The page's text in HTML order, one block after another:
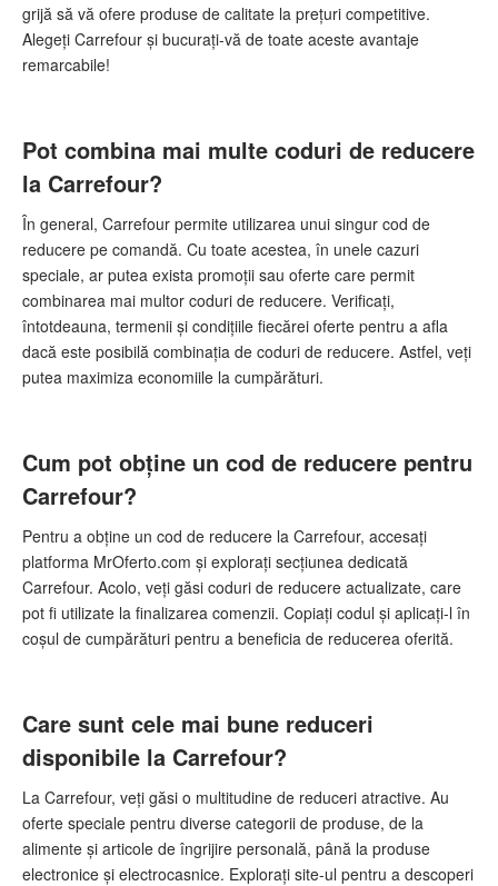
grijă să vă ofere produse de calitate la prețuri competitive.
Alegeți Carrefour și bucurați-vă de toate aceste avantaje
remarcabile!
Pot combina mai multe coduri de reducere
la Carrefour?
În general, Carrefour permite utilizarea unui singur cod de
reducere pe comandă. Cu toate acestea, în unele cazuri
speciale, ar putea exista promoții sau oferte care permit
combinarea mai multor coduri de reducere. Verificați,
întotdeauna, termenii și condițiile fiecărei oferte pentru a afla
dacă este posibilă combinația de coduri de reducere. Astfel, veți
putea maximiza economiile la cumpărături.
Cum pot obține un cod de reducere pentru
Carrefour?
Pentru a obține un cod de reducere la Carrefour, accesați
platforma MrOferto.com și explorați secțiunea dedicată
Carrefour. Acolo, veți găsi coduri de reducere actualizate, care
pot fi utilizate la finalizarea comenzii. Copiați codul și aplicați-l în
coșul de cumpărături pentru a beneficia de reducerea oferită.
Care sunt cele mai bune reduceri
disponibile la Carrefour?
La Carrefour, veți găsi o multitudine de reduceri atractive. Au
oferte speciale pentru diverse categorii de produse, de la
alimente și articole de îngrijire personală, până la produse
electronice și electrocasnice. Explorați site-ul pentru a descoperi